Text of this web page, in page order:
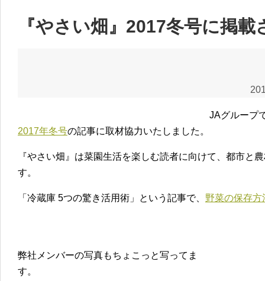
『やさい畑』2017冬号に掲
JAグループ
2017年冬号の記事に取材協力いたしました。
『やさい畑』は菜園生活を楽しむ読者に向けて、都市と
す。
「冷蔵庫 5つの驚き活用術」という記事で、 野菜の保存方
弊社メンバーの写真もちょこっと写ってま
す。